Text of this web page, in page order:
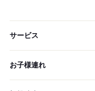
サービス
お子様連れ